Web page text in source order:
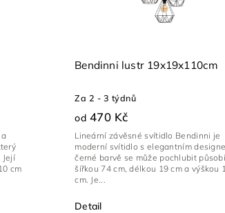
cm
Bendinni lustr 19x19x110cm
Za 2 - 3 týdnů
od 470 Kč
Detail
Lineární závěsné svítidlo Bendinni je
moderní svítidlo s elegantním
černé barvě se může pochlubit
šířkou 74 cm, délkou 19 cm a výškou
cm. Je...